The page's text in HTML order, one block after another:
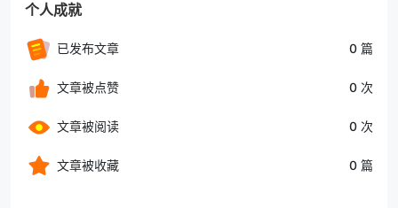
个人成就
已发布文章 0 篇
文章被点赞 0 次
文章被阅读 0 次
文章被收藏 0 篇